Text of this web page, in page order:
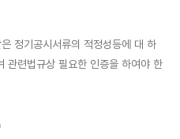
정기공시서류의 적정성등에 대 하
관련법규상 필요한 인증을 하여야 한